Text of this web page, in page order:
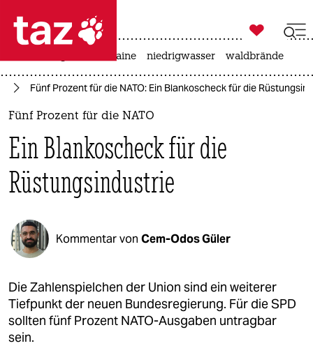
 taz zahl ich
taz zahl ich
politik
öko
gesellschaft
kultur
sport
berlin
nord

taz zahl ich
krieg in der ukraine niedrigwasser waldbrände
Fünf Prozent für die NATO: Ein Blankoscheck für die
Fünf Prozent für die NATO
Ein Blankoscheck für die
Rüstungsindustrie
Kommentar von Cem-Odos Güler
Die Zahlenspielchen der Union sind ein weiterer
Tiefpunkt der neuen Bundesregierung. Für die SPD
sollten fünf Prozent NATO-Ausgaben untragbar
sein.